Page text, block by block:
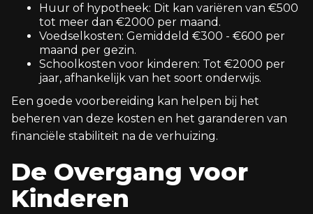
Huur of hypotheek: Dit kan variëren van €500
tot meer dan €2000 per maand.
Voedselkosten: Gemiddeld €300 - €600 per
maand per gezin.
Schoolkosten voor kinderen: Tot €2000 per
jaar, afhankelijk van het soort onderwijs.
Een goede voorbereiding kan helpen bij het
beheren van deze kosten en het garanderen van
financiële stabiliteit na de verhuizing.
De Overgang voor
Kinderen